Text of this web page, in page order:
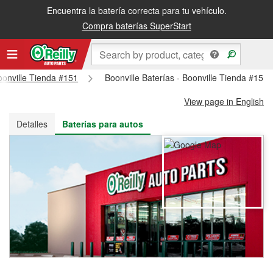
Encuentra la batería correcta para tu vehículo.
Compra baterías SuperStart
Recibe tu orden gratis al día siguiente o recógela en la tienda
Tienda #151
Boonville Baterías - Boonville Tienda #151
View page in English
Detalles
Baterías para autos